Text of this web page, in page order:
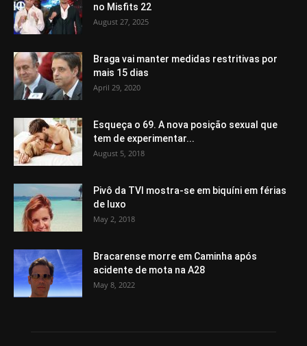
no Misfits 22
August 27, 2025
Braga vai manter medidas restritivas por
mais 15 dias
April 29, 2020
Esqueça o 69. A nova posição sexual que
tem de experimentar...
August 5, 2018
Pivô da TVI mostra-se em biquíni em férias
de luxo
May 2, 2018
Bracarense morre em Caminha após
acidente de mota na A28
May 8, 2022